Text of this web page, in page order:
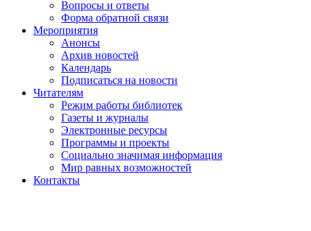
Вопросы и ответы
Форма обратной связи
Мероприятия
Анонсы
Архив новостей
Календарь
Подписаться на новости
Читателям
Режим работы библиотек
Газеты и журналы
Электронные ресурсы
Программы и проекты
Социально значимая информация
Мир равных возможностей
Контакты